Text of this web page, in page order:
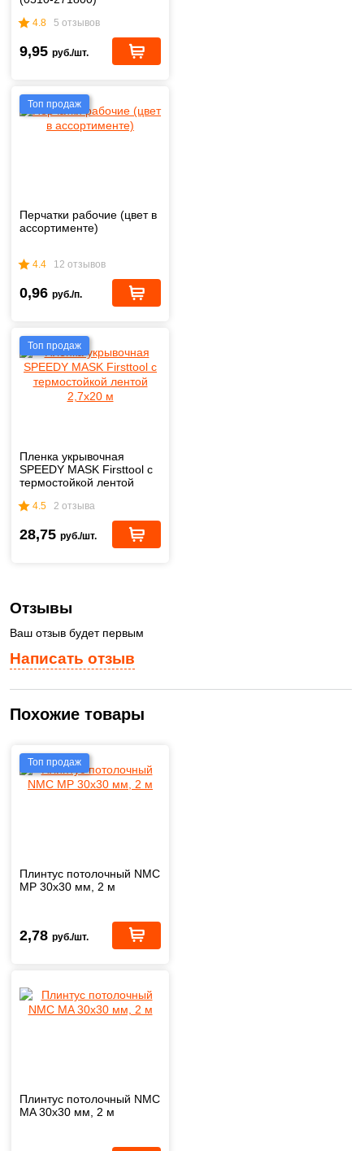
4.8 5 отзывов
9,95 руб./шт.
Топ продаж
Перчатки рабочие (цвет в
ассортименте)
4.4 12 отзывов
0,96 руб./п.
Топ продаж
Пленка укрывочная
SPEEDY MASK Firsttool с
термостойкой лентой
4.5 2 отзыва
28,75 руб./шт.
Написать отзыв
Отзывы
Ваш отзыв будет первым
Похожие товары
Топ продаж
Плинтус потолочный NMC
MP 30х30 мм, 2 м
2,78 руб./шт.
Плинтус потолочный NMC
MA 30х30 мм, 2 м